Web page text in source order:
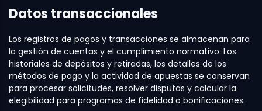
Datos transaccionales
Los registros de pagos y transacciones se almacenan para
la gestión de cuentas y el cumplimiento normativo. Los
historiales de depósitos y retiradas, los detalles de los
métodos de pago y la actividad de apuestas se conservan
para procesar solicitudes, resolver disputas y calcular la
elegibilidad para programas de fidelidad o bonificaciones.